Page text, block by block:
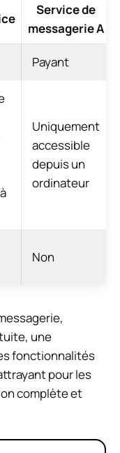
Service de
messagerie A
Payant
Uniquement
accessible
depuis un
ordinateur
Non
une
fonctionnalités
pour les
complète et